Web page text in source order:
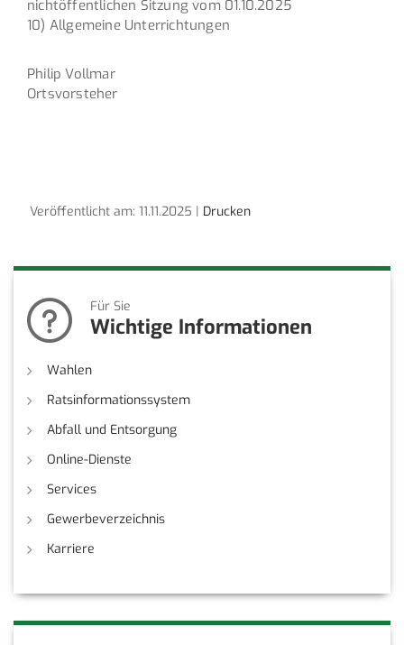
nichtöffentlichen Sitzung vom 01.10.2025
10) Allgemeine Unterrichtungen
Philip Vollmar
Ortsvorsteher
Veröffentlicht am: 11.11.2025 | Drucken
Für Sie
Wichtige Informationen
Wahlen
Ratsinformationssystem
Abfall und Entsorgung
Online-Dienste
Services
Gewerbeverzeichnis
Karriere